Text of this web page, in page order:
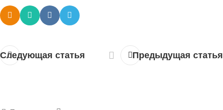
Следующая статья Предыдущая статья